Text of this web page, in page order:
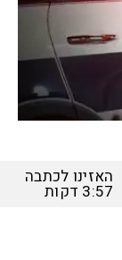
האזינו לכתבה
3:57 דקות